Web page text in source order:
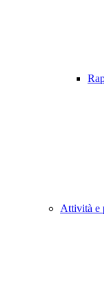
Attività e